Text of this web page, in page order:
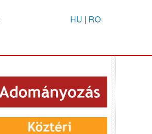
HU | RO